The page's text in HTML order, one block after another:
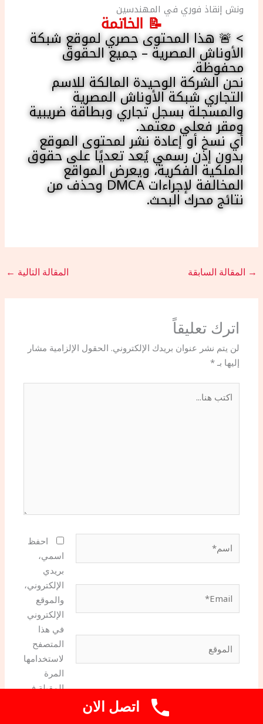
ونش إنقاذ فوري في المهندسين
📝 الخاتمة
> 🚨 هذا المحتوى حصري لموقع شبكة
الأوناش المصرية – جميع الحقوق
محفوظة.
نحن الشركة الوحيدة المالكة للاسم
التجاري شبكة الأوناش المصرية
والمسجلة بسجل تجاري وبطاقة ضريبية
ومقر فعلي معتمد.
أي نسخ أو إعادة نشر لمحتوى الموقع
بدون إذن رسمي يُعد تعديًا على حقوق
الملكية الفكرية، ويعرض المواقع
المخالفة لإجراءات DMCA وحذف من
نتائج محرك البحث.
→ المقالة السابقة المقالة التالية ←
اترك تعليقاً
لن يتم نشر عنوان بريدك الإلكتروني. الحقول الإلزامية مشار
إليها بـ*
هنا...
احفظ
اسمي،
بريدي
الإلكتروني،
والموقع
الإلكتروني
في هذا
المتصفح
لاستخدامها
المرة
المقبلة في
اتصل الان